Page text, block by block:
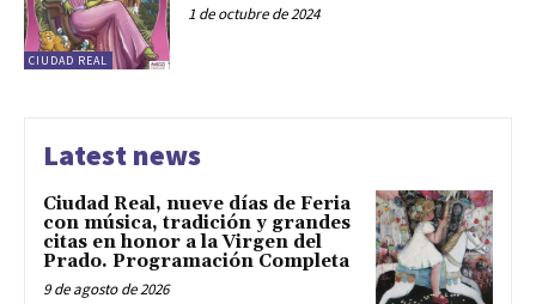
CIUDAD REAL
1 de octubre de 2024
Latest news
Ciudad Real, nueve días de Feria
con música, tradición y grandes
citas en honor a la Virgen del
Prado. Programación Completa
9 de agosto de 2026